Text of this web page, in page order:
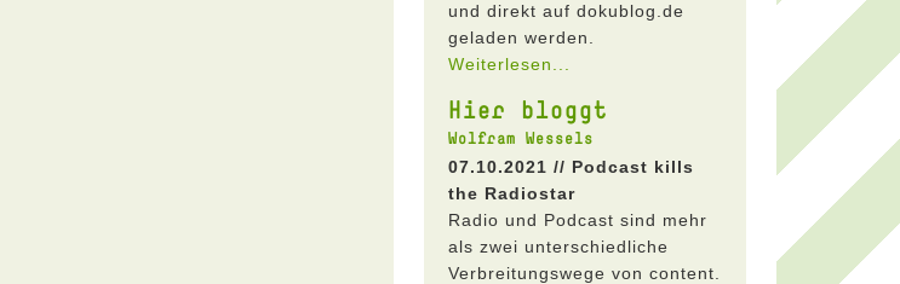
und direkt auf dokublog.de
geladen werden.
Weiterlesen...
Hier bloggt
Wolfram Wessels
07.10.2021 // Podcast kills
the Radiostar
Radio und Podcast sind mehr
als zwei unterschiedliche
Verbreitungswege von content.